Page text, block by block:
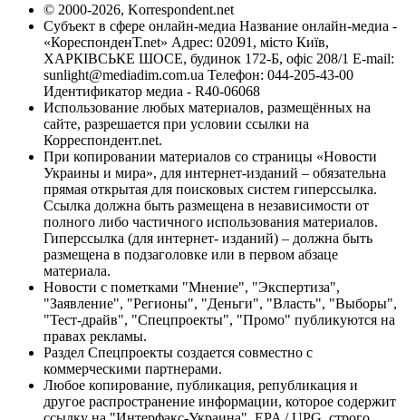
© 2000-2026, Korrespondent.net
Субъект в сфере онлайн-медиа Название онлайн-медиа -
«КореспонденТ.net» Адрес: 02091, місто Київ,
ХАРКІВСЬКЕ ШОСЕ, будинок 172-Б, офіс 208/1 E-mail:
sunlight@mediadim.com.ua Телефон: 044-205-43-00
Идентификатор медиа - R40-06068
Использование любых материалов, размещённых на
сайте, разрешается при условии ссылки на
Корреспондент.net.
При копировании материалов со страницы «Новости
Украины и мира», для интернет-изданий – обязательна
прямая открытая для поисковых систем гиперссылка.
Ссылка должна быть размещена в независимости от
полного либо частичного использования материалов.
Гиперссылка (для интернет- изданий) – должна быть
размещена в подзаголовке или в первом абзаце
материала.
Новости с пометками "Мнение", "Экспертиза",
"Заявление", "Регионы", "Деньги", "Власть", "Выборы",
"Тест-драйв", "Спецпроекты", "Промо" публикуются на
правах рекламы.
Раздел Спецпроекты создается совместно с
коммерческими партнерами.
Любое копирование, публикация, републикация и
другое распространение информации, которое содержит